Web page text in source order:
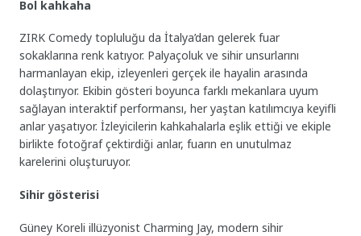
Bol kahkaha
ZIRK Comedy topluluğu da İtalya’dan gelerek fuar
sokaklarına renk katıyor. Palyaçoluk ve sihir unsurlarını
harmanlayan ekip, izleyenleri gerçek ile hayalin arasında
dolaştırıyor. Ekibin gösteri boyunca farklı mekanlara uyum
sağlayan interaktif performansı, her yaştan katılımcıya keyifli
anlar yaşatıyor. İzleyicilerin kahkahalarla eşlik ettiği ve ekiple
birlikte fotoğraf çektirdiği anlar, fuarın en unutulmaz
karelerini oluşturuyor.
Sihir gösterisi
Güney Koreli illüzyonist Charming Jay, modern sihir